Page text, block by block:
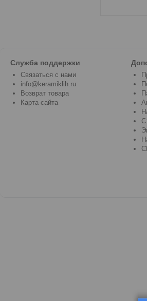
Служба поддержки
Связаться с нами
info@keramiklih.ru
Возврат товара
Карта сайта